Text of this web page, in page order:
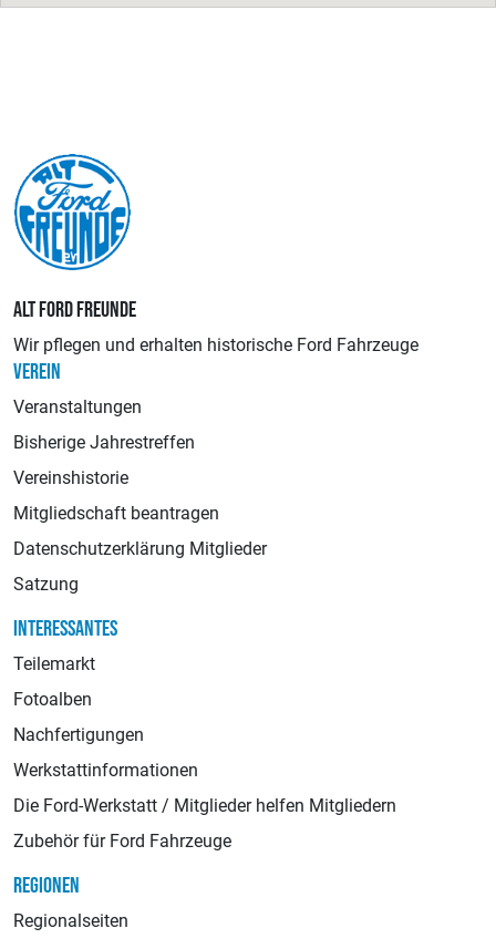
ALT FORD FREUNDE
Wir pflegen und erhalten historische Ford Fahrzeuge
VEREIN
Veranstaltungen
Bisherige Jahrestreffen
Vereinshistorie
Mitgliedschaft beantragen
Datenschutzerklärung Mitglieder
Satzung
INTERESSANTES
Teilemarkt
Fotoalben
Nachfertigungen
Werkstattinformationen
Die Ford-Werkstatt / Mitglieder helfen Mitgliedern
Zubehör für Ford Fahrzeuge
REGIONEN
Regionalseiten